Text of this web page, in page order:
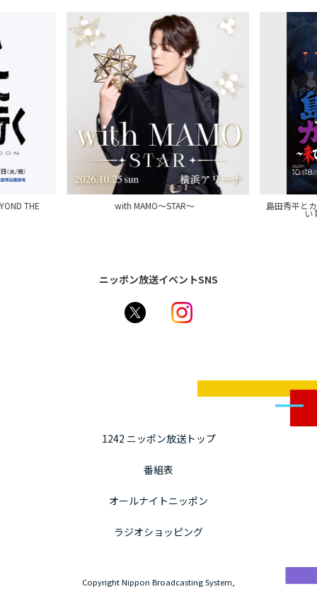
THE with MAMO～STAR～ 島田秀平と
い
ニッポン放送イベントSNS
1242 ニッポン放送トップ
番組表
オールナイトニッポン
ラジオショッピング
Copyright Nippon Broadcasting System,